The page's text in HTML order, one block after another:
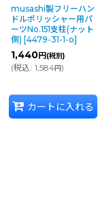
musashi製フリーハン
ドルポリッシャー用パ
ーツNo.151支柱(ナット
側) [4479-31-1-o]
1,440円(税別)
(税込: 1,584円)
カートに入れる